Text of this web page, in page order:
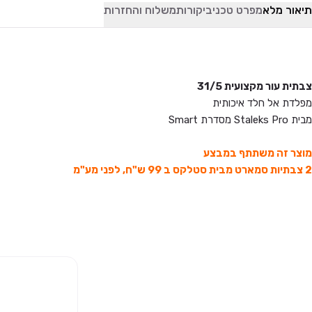
תיאור מלאמפרט טכניביקורותמשלוח והחזרות
צבתית עור מקצועית 31/5
מפלדת אל חלד איכותית
מבית Staleks Pro מסדרת Smart
מוצר זה משתתף במבצע
2 צבתיות סמארט מבית סטלקס ב 99 ש"ח, לפני מע"מ